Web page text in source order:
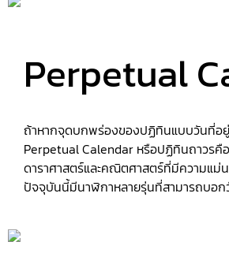
Perpetual
ถ้าหากจุดบกพร่องของปฏิทินแบบวันที่อ
Perpetual Calendar หรือปฏิทินถาวร
ดาราศาสตร์และคณิตศาสตร์ที่มีความแม่
ปัจจุบันนี้มีนาฬิกาหลายรุ่นที่สามารถบอก